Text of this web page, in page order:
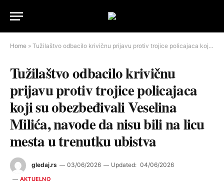
Home » Tužilaštvo odbacilo krivičnu prijavu protiv trojice policajaca koji su obezbeđivali Veselina Milića, navode da nisu bili na licu mesta u trenutku ubistva
Tužilaštvo odbacilo krivičnu
prijavu protiv trojice policajaca
koji su obezbeđivali Veselina
Milića, navode da nisu bili na licu
mesta u trenutku ubistva
gledaj.rs 03/06/2026 Updated: 04/06/2026
AKTUELNO